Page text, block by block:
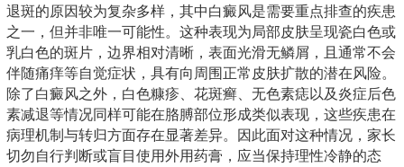
退斑的原因较为复杂多样，其中白癜风是需要重点排查的疾患
之一，但并非唯一可能性。这种表现为局部皮肤呈现瓷白色或
乳白色的斑片，边界相对清晰，表面光滑无鳞屑，且通常不会
伴随痛痒等自觉症状，具有向周围正常皮肤扩散的潜在风险。
除了白癜风之外，白色糠疹、花斑癣、无色素痣以及炎症后色
素减退等情况同样可能在胳膊部位形成类似表现，这些疾患在
病理机制与转归方面存在显著差异。因此面对这种情况，家长
切勿自行判断或盲目使用外用药膏，应当保持理性冷静的态